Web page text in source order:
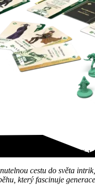
osud pouštní planety vás
cestu do světa
který fascinuje